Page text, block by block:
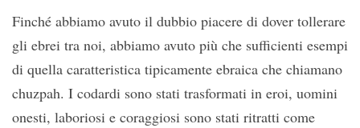
Finché abbiamo avuto il dubbio piacere di dover tollerare
gli ebrei tra noi, abbiamo avuto più che sufficienti esempi
di quella caratteristica tipicamente ebraica che chiamano
chuzpah. I codardi sono stati trasformati in eroi, uomini
onesti, laboriosi e coraggiosi sono stati ritratti come